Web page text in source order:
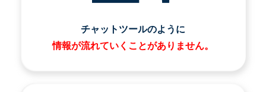
チャットツールのように
情報が流れていくことがありません。